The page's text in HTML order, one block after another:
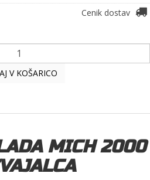
Cenik dostav
V KOŠARICO
MICH 2000